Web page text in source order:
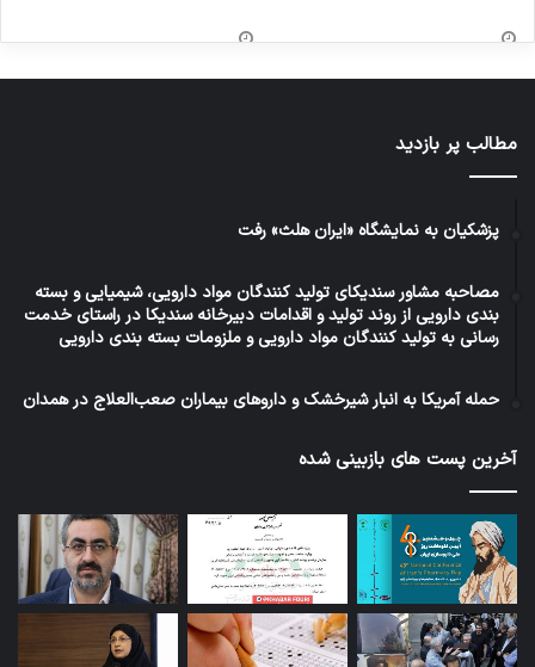
مطالب پر بازدید
پزشکیان به نمایشگاه «ایران هلث» رفت
مصاحبه مشاور سندیکای تولید کنندگان مواد دارویی، شیمیایی و بسته
بندی دارویی از روند تولید و اقدامات دبیرخانه سندیکا در راستای خدمت
رسانی به تولید کنندگان مواد دارویی و ملزومات بسته بندی دارویی
حمله آمریکا به انبار شیرخشک و داروهای بیماران صعب‌العلاج در همدان
آخرین پست های بازبینی شده